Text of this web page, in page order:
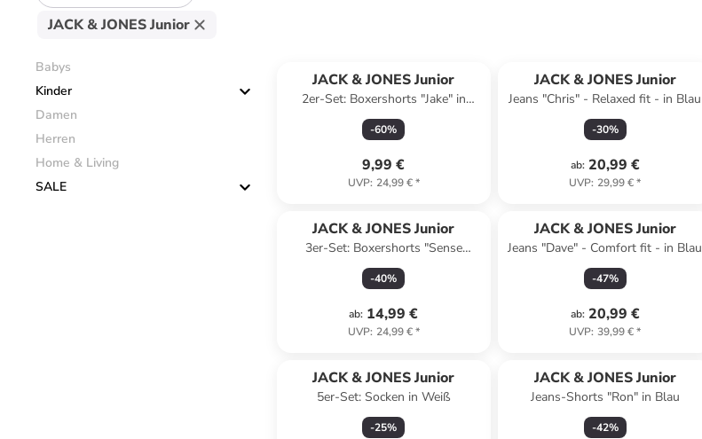
JACK & JONES Junior
Babys
Kinder
Damen
Herren
Home & Living
SALE
JACK & JONES Junior
2er-Set: Boxershorts "Jake" in
Hellblau/ Dunkelblau/ Grün
-60%
9,99 €
UVP: 24,99 €*
JACK & JONES Junior
Jeans "Chris" - Relaxed fit - in Blau
-30%
ab: 20,99 €
UVP: 29,99 €*
JACK & JONES Junior
3er-Set: Boxershorts "Sense
Trunks" in Schwarz
-40%
ab: 14,99 €
UVP: 24,99 €*
JACK & JONES Junior
Jeans "Dave" - Comfort fit - in Blau
-47%
ab: 20,99 €
UVP: 39,99 €*
JACK & JONES Junior
5er-Set: Socken in Weiß
-25%
JACK & JONES Junior
Jeans-Shorts "Ron" in Blau
-42%